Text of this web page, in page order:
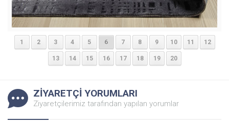
1 2 3 4 5 6 7 8 9 10 11 12
13 14 15 16 17 18 19 20
ZİYARETÇİ YORUMLARI
Ziyaretçilerimiz tarafından yapılan yorumlar